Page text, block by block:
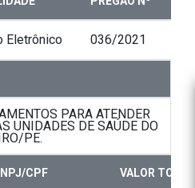
Eletrônico 036/2021
PARA ATENDER
UNIDADES DE SAÚDE DO
PE.
CPF VALOR TOTAL